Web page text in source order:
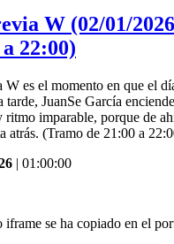
W (02/01/
22:00)
W es el momento en que el
tarde, JuanSe García
ritmo imparable, porque de
atrás. (Tramo de 21:00 a
| 01:00:00
se ha copiado en el